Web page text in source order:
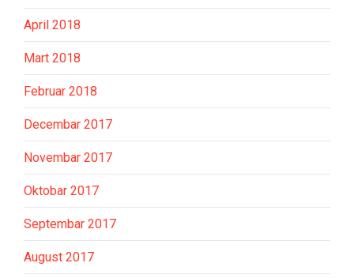
April 2018
Mart 2018
Februar 2018
Decembar 2017
Novembar 2017
Oktobar 2017
Septembar 2017
August 2017